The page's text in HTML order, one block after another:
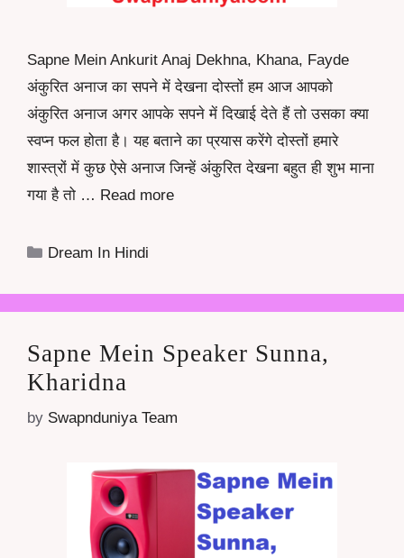
Sapne Mein Ankurit Anaj Dekhna, Khana, Fayde
अंकुरित अनाज का सपने में देखना दोस्तों हम आज आपको
अंकुरित अनाज अगर आपके सपने में दिखाई देते हैं तो उसका क्या
स्वप्न फल होता है। यह बताने का प्रयास करेंगे दोस्तों हमारे
शास्त्रों में कुछ ऐसे अनाज जिन्हें अंकुरित देखना बहुत ही शुभ माना
गया है तो … Read more
Categories
Dream In Hindi
Sapne Mein Speaker Sunna,
Kharidna
by Swapnduniya Team